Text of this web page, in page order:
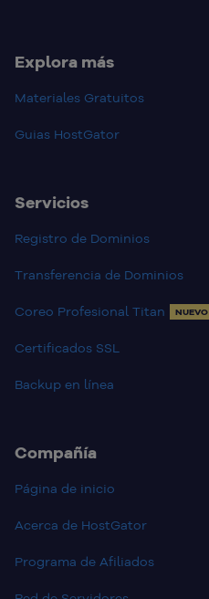
Explora más
Materiales Gratuitos
Guias HostGator
Servicios
Registro de Dominios
Transferencia de Dominios
Coreo Profesional Titan NUEVO
Certificados SSL
Backup en línea
Compañía
Página de inicio
Acerca de HostGator
Programa de Afiliados